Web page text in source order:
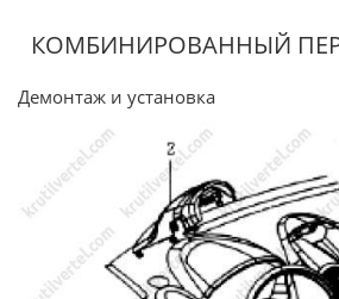
КОМБИНИРОВАННЫЙ
Демонтаж и установка